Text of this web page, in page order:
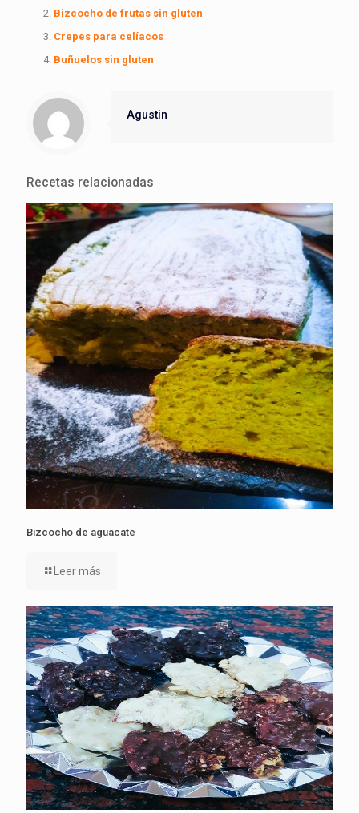
Bizcocho de frutas sin gluten
Crepes para celíacos
Buñuelos sin gluten
Agustin
Recetas relacionadas
Bizcocho de aguacate
Leer más